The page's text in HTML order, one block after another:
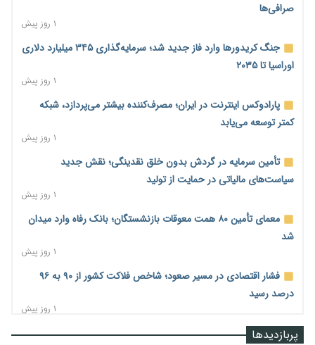
صرافی‌ها
۱ روز پیش
جنگ کریدورها وارد فاز جدید شد؛ سرمایه‌گذاری ۳۴۵ میلیارد دلاری
اوراسیا تا ۲۰۳۵
۱ روز پیش
پارادوکس اینترنت در ایران؛ مصرف‌کننده بیشتر می‌پردازد، شبکه
کمتر توسعه می‌یابد
۱ روز پیش
تأمین سرمایه در گردش بدون خلق نقدینگی؛ نقش جدید
سیاست‌های مالیاتی در حمایت از تولید
۱ روز پیش
معمای تأمین ۸۰ همت معوقات بازنشستگان؛ بانک رفاه وارد میدان
شد
۱ روز پیش
فشار اقتصادی در مسیر صعود؛ شاخص فلاکت کشور از ۹۰ به ۹۶
درصد رسید
۱ روز پیش
رشد ۷۵ هزار میلیاردی بازار خرید اعتباری؛ فین‌تک‌ها وارد میدان پربازدیدها